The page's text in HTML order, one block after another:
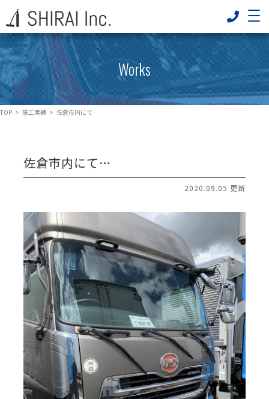
Works
TOP > 施工実績 > 佐倉市内にて…
佐倉市内にて…
2020.09.05 更新